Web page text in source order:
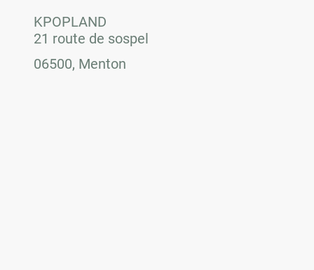
KPOPLAND
21 route de sospel
06500, Menton